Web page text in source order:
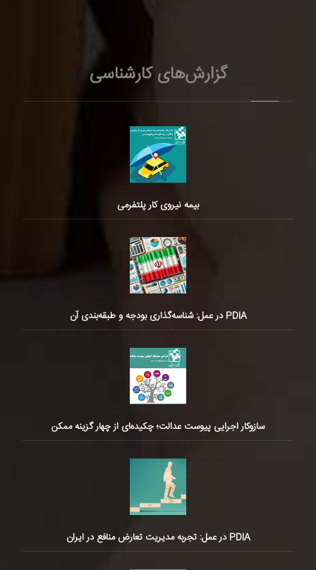
گزارش‌های کارشناسی
بیمه نیروی کار پلتفرمی
PDIA در عمل: شناسه‌گذاری بودجه و طبقه‌بندی آن
سازوکار اجرایی پیوست عدالت؛ چکیده‌ای از چهار گزینه ممکن
PDIA در عمل: تجربه مدیریت تعارض منافع در ایران